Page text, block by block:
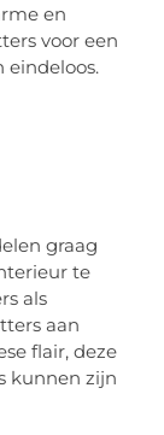
en
voor een
eindeloos.
graag
te
als
aan
flair, deze
kunnen zijn